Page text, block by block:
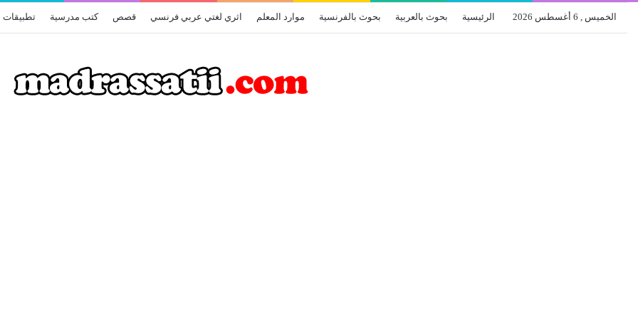
الخميس , 6 أغسطس 2026 الرئيسية بحوث بالعربية بحوث بالفرنسية موارد المعلم اثري لغتي عربي فرنسي قصص كتب مدرسية تطبيقات